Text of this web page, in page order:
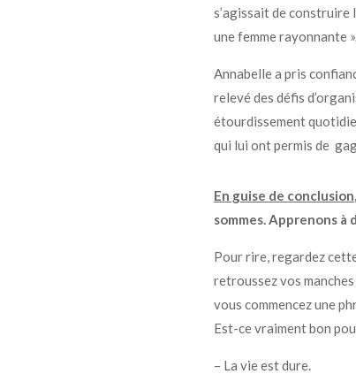
s’agissait de construire
une femme rayonnante
Annabelle a pris
relevé des défis
étourdissement
qui lui ont permis de
En guise de conclusion
sommes. Apprenons
Pour rire, regardez
retroussez vos
vous commencez une
Est-ce vraiment bon
– La vie est dure.